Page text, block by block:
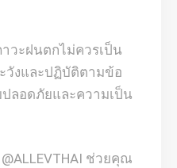
วะฝนตกไม่ควรเป็น
วังและปฏิบัติตามข้อ
ลอดภัยและความเป็น
ช่วยคุณ